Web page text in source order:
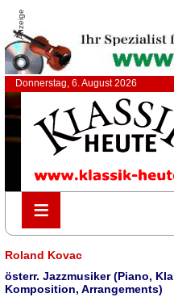
Anzeige
Donnerstag, 6. August 2026
≡
≡
Roland Kovac
österr. Jazzmusiker (Piano,
Komposition, Arrangements)